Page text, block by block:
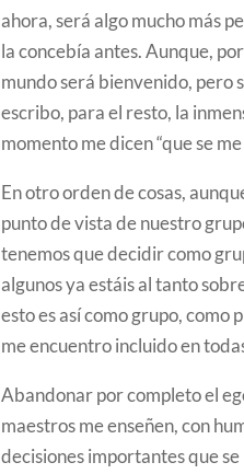
ahora, será algo mucho más
la concebía antes. Aunque,
mundo será bienvenido, pero
escribo, para el resto, la
momento me dicen “que se me
En otro orden de cosas,
punto de vista de nuestro
tenemos que decidir como
algunos ya estáis al tanto
esto es así como grupo,
me encuentro incluido en
Abandonar por completo el
maestros me enseñen, con
decisiones importantes que